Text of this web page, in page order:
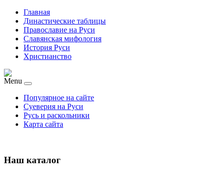
Главная
Династические таблицы
Православие на Руси
Славянская мифология
История Руси
Христианство
Menu
Популярное на сайте
Суеверия на Руси
Русь и раскольники
Карта сайта
Наш каталог